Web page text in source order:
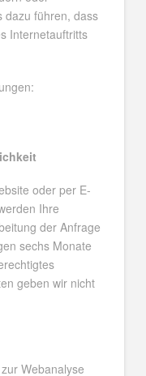
dazu führen, dass
Internetauftritts
oder per E-
Ihre
der Anfrage
sechs Monate
geben wir nicht
Webana­lyse